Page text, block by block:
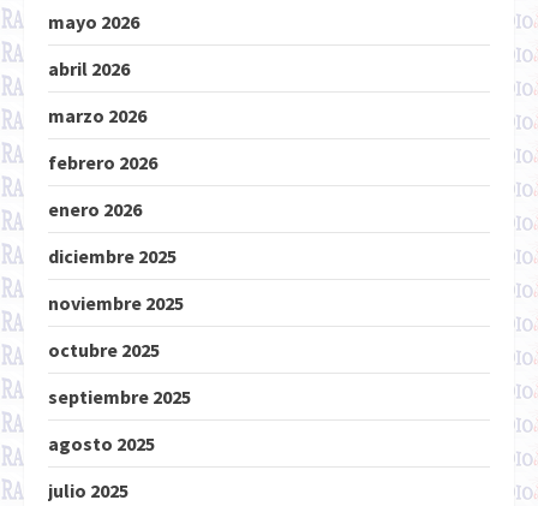
mayo 2026
abril 2026
marzo 2026
febrero 2026
enero 2026
diciembre 2025
noviembre 2025
octubre 2025
septiembre 2025
agosto 2025
julio 2025